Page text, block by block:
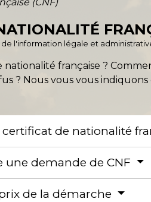
de l'information légale et
française ?
? Nous vous vous
de nationalité
une demande de CNF
de la démarche